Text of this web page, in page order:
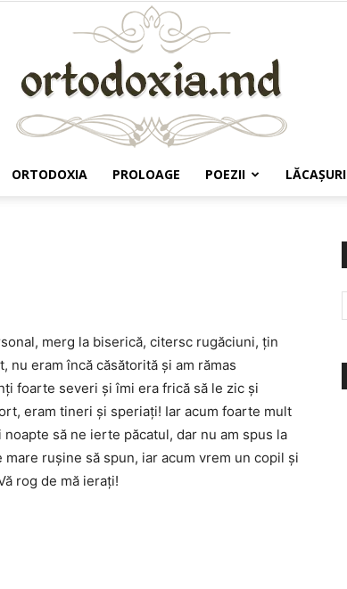
ORTODOXIA PROLOAGE POEZII LĂCAŞURI
merg la biserică, citersc rugăciuni, ţin
nu eram încă căsătorită şi am rămas
foarte severi şi îmi era frică să le zic şi
eram tineri şi speriaţi! Iar acum foarte mult
să ne ierte păcatul, dar nu am spus la
ruşine să spun, iar acum vrem un copil şi
rog de mă ieraţi!